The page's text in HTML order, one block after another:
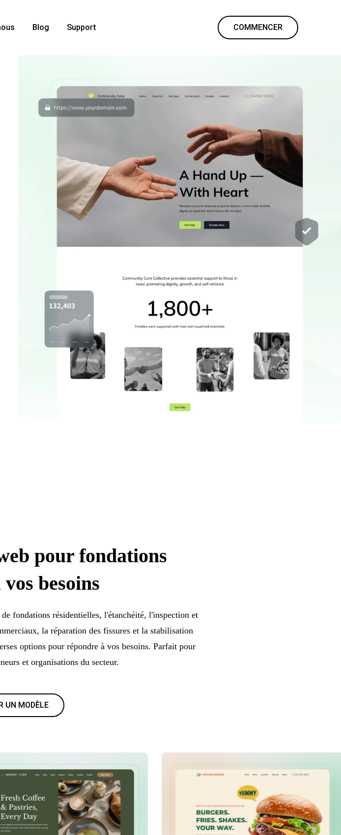
Blog Support COMMENCER
pour fondations
besoins
fondations résidentielles, l'étanchéité, l'inspection et
la réparation des fissures et la stabilisation
options pour répondre à vos besoins. Parfait pour
et organisations du secteur.
UN MODÈLE